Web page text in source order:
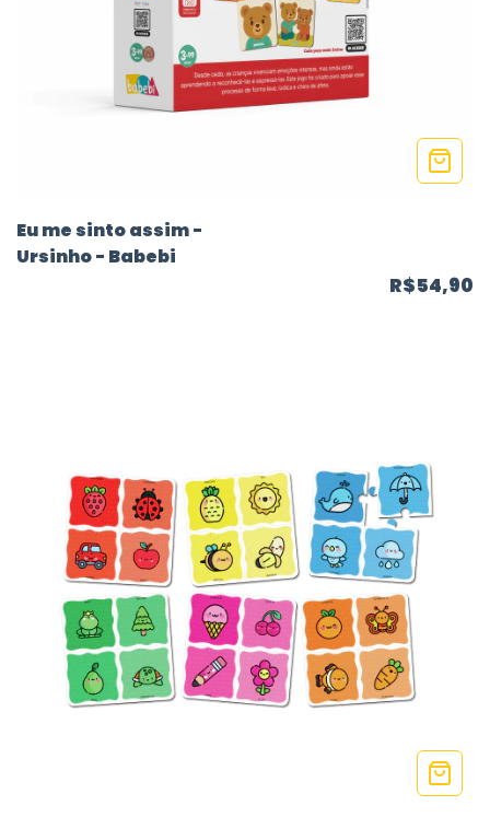
Eu me sinto assim -
Ursinho - Babebi
R$54,90